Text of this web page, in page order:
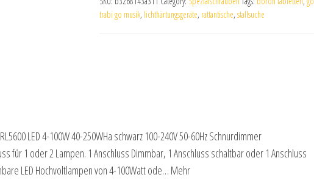
trabi go musik, lichthärtungsgeräte, rattantische, stallsuche
LED 4-100W 40-250WHa schwarz 100-240V 50-60Hz Schnurdimmer
für 1 oder 2 Lampen. 1 Anschluss Dimmbar, 1 Anschluss schaltbar oder 1 Anschluss
LED Hochvoltlampen von 4-100Watt ode… Mehr